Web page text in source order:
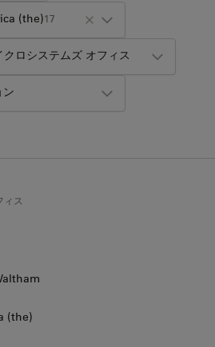
(the)17
ロシステムズ オフィス
ン
るとスクロールズームが有効になります。
ィス
(the)